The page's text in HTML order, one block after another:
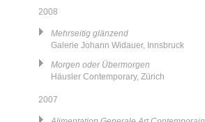
2008
Mehrseitig glänzend
Galerie Johann Widauer, Innsbruck
Morgen oder Übermorgen
Häusler Contemporary, Zürich
2007